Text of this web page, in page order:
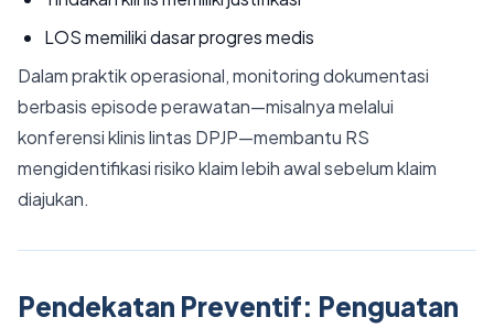
LOS memiliki dasar progres medis
Dalam praktik operasional, monitoring dokumentasi
berbasis episode perawatan—misalnya melalui
konferensi klinis lintas DPJP—membantu RS
mengidentifikasi risiko klaim lebih awal sebelum klaim
diajukan.
Pendekatan Preventif: Penguatan